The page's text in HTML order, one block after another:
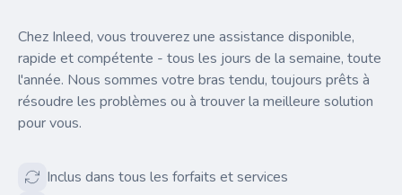
Chez Inleed, vous trouverez une assistance disponible,
rapide et compétente - tous les jours de la semaine, toute
l'année. Nous sommes votre bras tendu, toujours prêts à
résoudre les problèmes ou à trouver la meilleure solution
pour vous.
Inclus dans tous les forfaits et services